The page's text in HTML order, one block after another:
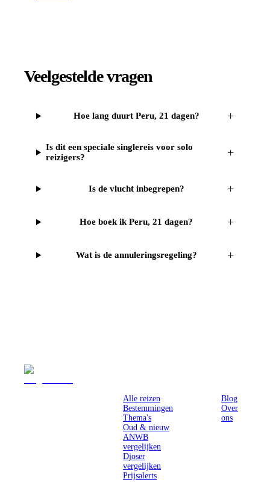
Veelgestelde vragen
Hoe lang duurt Peru, 21 dagen? +
Is dit een speciale singlereis voor solo
reizigers?
+
Is de vlucht inbegrepen? +
Hoe boek ik Peru, 21 dagen? +
Wat is de annuleringsregeling? +
Alle reizen
Bestemmingen
Thema's
Oud & nieuw
ANWB
vergelijken
Djoser
vergelijken
Prijsalerts
Blog
Over
ons